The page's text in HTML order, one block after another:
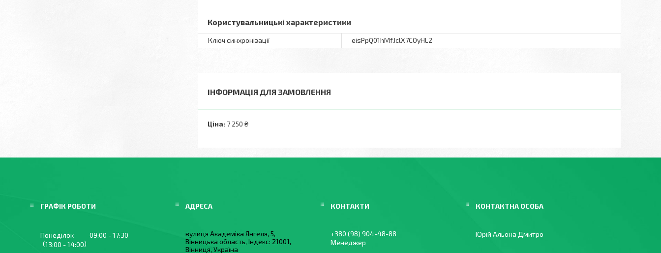
Користувальницькі характеристики
Ключ синхронізації eisPpQ01hMfJclX7COyHL2
ІНФОРМАЦІЯ ДЛЯ ЗАМОВЛЕННЯ
Ціна: 7 250 ₴
ГРАФІК РОБОТИ
Понеділок 09:00
17:30
13:00
14:00
вулиця Академіка Янгеля, 5,
Вінницька область, Індекс: 21001,
Вінниця, Україна
+380 (98) 904-48-88
Менеджер
Юрій Альона Дмитро